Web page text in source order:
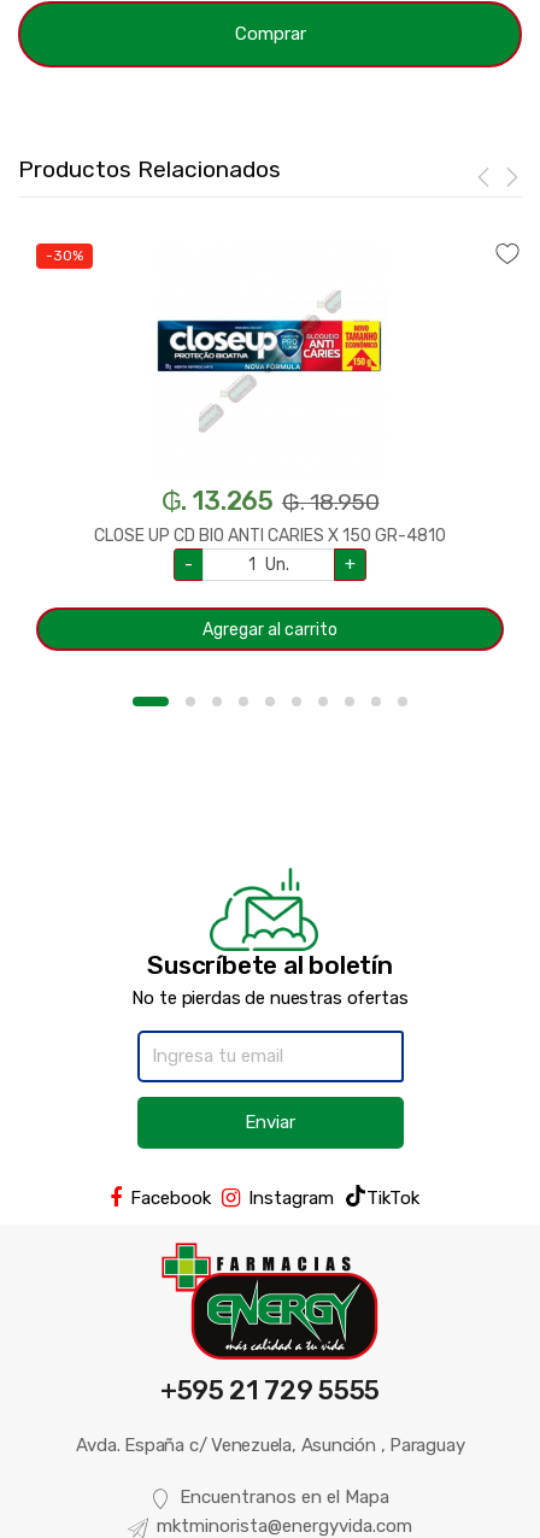
Comprar
Productos Relacionados
-30%
₲. 13.265 ₲. 18.950
CLOSE UP CD BIO ANTI CARIES X 150 GR-4810
-
Un. +
Agregar al carrito
Suscríbete al boletín
No te pierdas de nuestras ofertas
Enviar
Facebook Instagram TikTok
+595 21 729 5555
Avda. España c/ Venezuela, Asunción , Paraguay
Encuentranos en el Mapa
mktminorista@energyvida.com